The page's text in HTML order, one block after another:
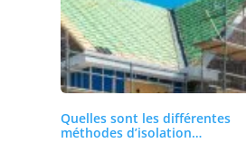
Quelles sont les différentes
méthodes d’isolation…